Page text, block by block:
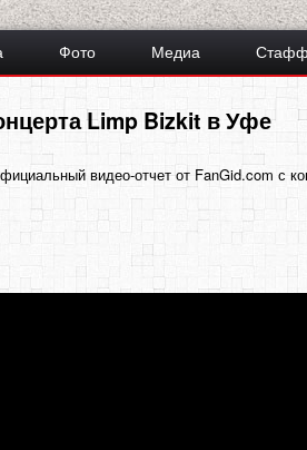
Фото Медиа
Limp Bizkit в Уфе
видео-отчет от FanGid.com с